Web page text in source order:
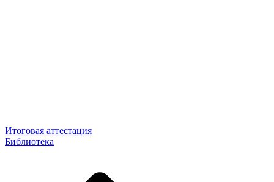
Итоговая аттестация
Библиотека